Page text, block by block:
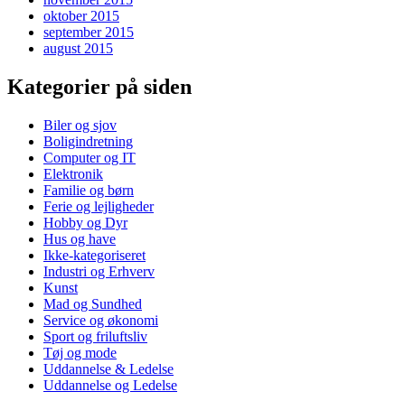
oktober 2015
september 2015
august 2015
Kategorier på siden
Biler og sjov
Boligindretning
Computer og IT
Elektronik
Familie og børn
Ferie og lejligheder
Hobby og Dyr
Hus og have
Ikke-kategoriseret
Industri og Erhverv
Kunst
Mad og Sundhed
Service og økonomi
Sport og friluftsliv
Tøj og mode
Uddannelse & Ledelse
Uddannelse og Ledelse